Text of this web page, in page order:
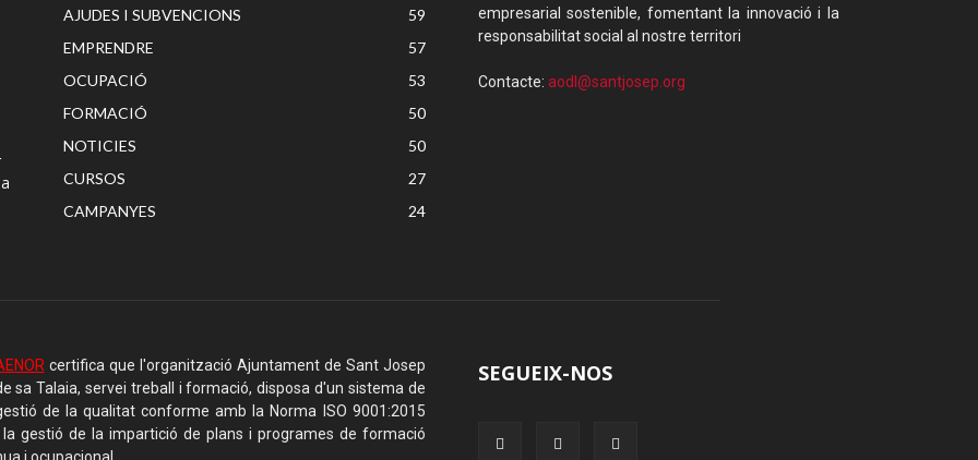
AJUDES I SUBVENCIONS
59
EMPRENDRE
57
OCUPACIÓ
53
FORMACIÓ
50
NOTICIES
50
CURSOS
27
CAMPANYES
24
empresarial sostenible, fomentant la innovació i la
responsabilitat social al nostre territori
Contacte: aodl@santjosep.org
certifica que l'organització Ajuntament de Sant Josep
sa Talaia, servei treball i formació, disposa d'un sistema de
de la qualitat conforme amb la Norma ISO 9001:2015
gestió de la impartició de plans i programes de formació
SEGUEIX-NOS